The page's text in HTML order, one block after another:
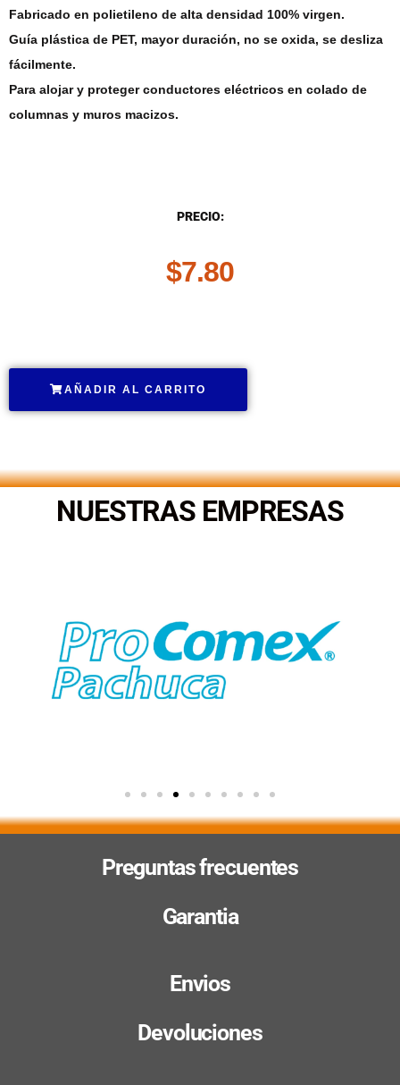
Fabricado en polietileno de alta densidad 100% virgen.
Guía plástica de PET, mayor duración, no se oxida, se desliza
fácilmente.
Para alojar y proteger conductores eléctricos en colado de
columnas y muros macizos.
PRECIO:
$7.80
AÑADIR AL CARRITO
NUESTRAS EMPRESAS
Preguntas frecuentes
Garantia
Envios
Devoluciones